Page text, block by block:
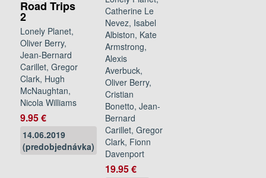
Road Trips
2
Lonely Planet,
Oliver Berry,
Jean-Bernard
Carillet, Gregor
Clark, Hugh
McNaughtan,
Nicola Williams
9.95 €
14.06.2019
(predobjednávka)
Catherine Le
Nevez, Isabel
Albiston, Kate
Armstrong,
Alexis
Averbuck,
Oliver Berry,
Cristian
Bonetto, Jean-
Bernard
Carillet, Gregor
Clark, Fionn
Davenport
19.95 €